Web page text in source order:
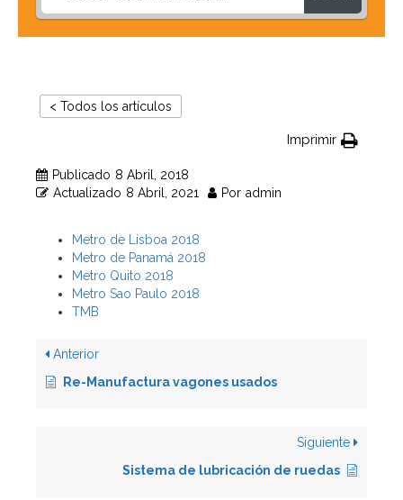
< Todos los artículos
Imprimir
Publicado 8 Abril, 2018
Actualizado 8 Abril, 2021 Por admin
Metro de Lisboa 2018
Metro de Panamá 2018
Metro Quito 2018
Metro Sao Paulo 2018
TMB
Anterior
Re-Manufactura vagones usados
Siguiente
Sistema de lubricación de ruedas